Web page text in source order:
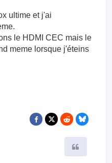
ultime et j'ai
le HDMI CEC mais le
meme lorsque j'éteins